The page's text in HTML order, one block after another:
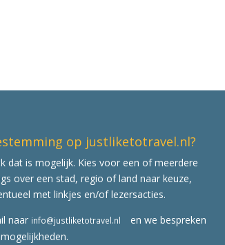
op justliketotravel.nl?
dat is mogelijk. Kies voor een of meerdere
over een stad, regio of land naar keuze,
met linkjes en/of lezersacties.
naar info@justliketotravel.nl
en we bespreken